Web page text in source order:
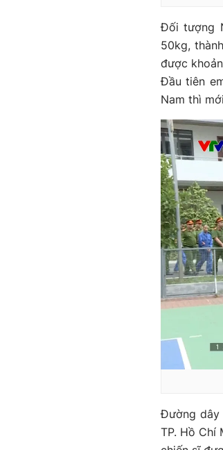
Đối tượng
50kg,
được
Đầu tiên
Nam thì
Đường dây
TP. Hồ